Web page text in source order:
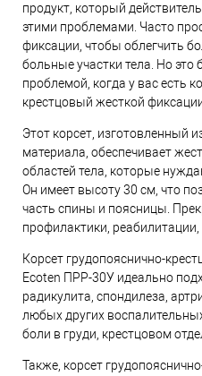
продукт, который
этими проблемами. Часто
фиксации, чтобы облегчить
больные участки тела. Но это
проблемой, когда у вас есть
крестцовый жесткой
Этот корсет, изготовленный
материала, обеспечивает
областей тела, которые
Он имеет высоту 30 см, что
часть спины и поясницы.
профилактики,
Корсет грудопояснично-
Ecoten ПРР-30У идеально
радикулита, спондилеза,
любых других
боли в груди, крестцовом
Также, корсет